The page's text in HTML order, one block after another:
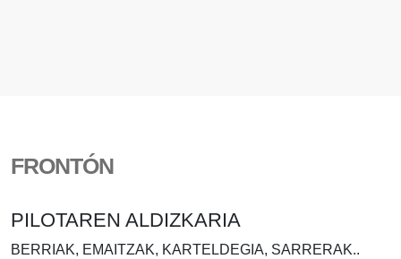
FRONTÓN
PILOTAREN ALDIZKARIA
BERRIAK, EMAITZAK, KARTELDEGIA, SARRERAK..